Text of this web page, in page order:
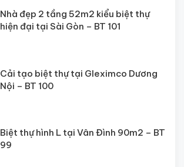
Nhà đẹp 2 tầng 52m2 kiểu biệt thự
hiện đại tại Sài Gòn – BT 101
Cải tạo biệt thự tại Gleximco Dương
Nội – BT 100
Biệt thự hình L tại Vân Đình 90m2 – BT
99